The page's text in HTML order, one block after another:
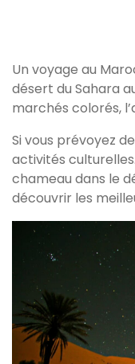
Un voyage au
désert du Sahara
marchés colorés,
Si vous prévoyez
activités
chameau dans le
découvrir les